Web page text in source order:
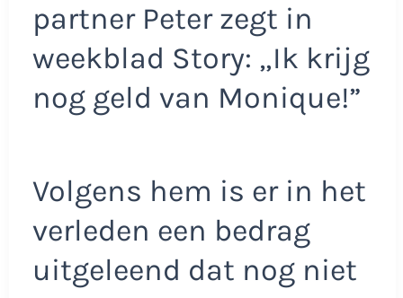
partner Peter zegt in
weekblad Story: „Ik krijg
nog geld van Monique!”
Volgens hem is er in het
verleden een bedrag
uitgeleend dat nog niet